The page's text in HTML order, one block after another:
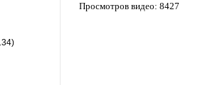
Просмотров видео: 8427